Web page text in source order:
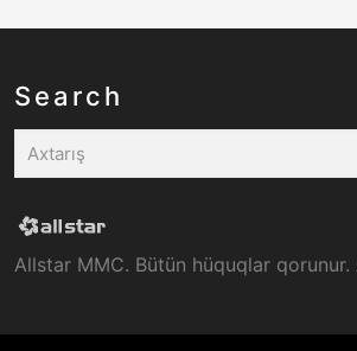
Search
Allstar MMC. Bütün hüquqlar qorunur.